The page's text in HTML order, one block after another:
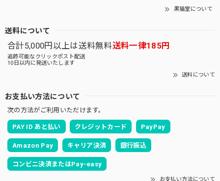
黒猫堂について
送料について
合計5,000円以上は送料無料送料一律185円
追跡可能なクリックポスト配送
10日以内に発送いたします
送料について
お支払い方法について
次の方法がご利用いただけます。
PAY ID あと払い クレジットカード PayPay
Amazon Pay キャリア決済 銀行振込
コンビニ決済またはPay-easy
お支払い方法について